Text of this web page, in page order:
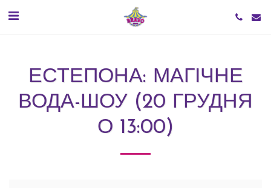
ЕСТЕПОНА: МАГІЧНЕ
ВОДА-ШОУ (20 ГРУДНЯ
О 13:00)